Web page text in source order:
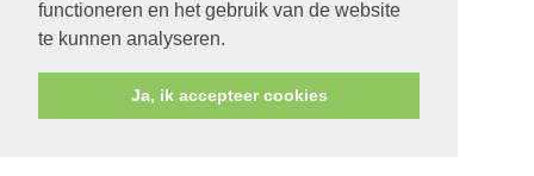
functioneren en het gebruik van de website
te kunnen analyseren.
Ja, ik accepteer cookies